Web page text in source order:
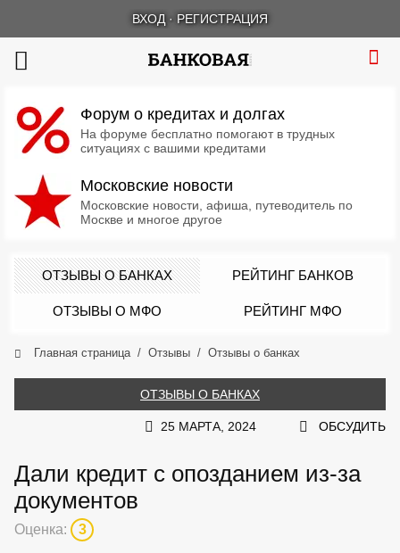
ВХОД · РЕГИСТРАЦИЯ
Форум о кредитах и долгах
На форуме бесплатно помогают в трудных
ситуациях с вашими кредитами
Московские новости
Московские новости, афиша, путеводитель по
Москве и многое другое
ОТЗЫВЫ О БАНКАХ РЕЙТИНГ БАНКОВ
ОТЗЫВЫ О МФО РЕЙТИНГ МФО
Главная страница Отзывы Отзывы о банках
ОТЗЫВЫ О БАНКАХ
25 МАРТА, 2024 ОБСУДИТЬ
Дали кредит с опозданием из-за
документов
Оценка: 3